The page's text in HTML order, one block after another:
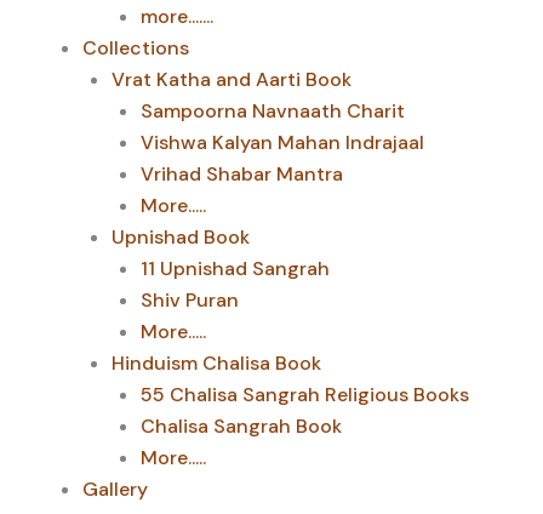
more.......
Collections
Vrat Katha and Aarti Book
Sampoorna Navnaath Charit
Vishwa Kalyan Mahan Indrajaal
Vrihad Shabar Mantra
More.....
Upnishad Book
11 Upnishad Sangrah
Shiv Puran
More.....
Hinduism Chalisa Book
55 Chalisa Sangrah Religious Books
Chalisa Sangrah Book
More.....
Gallery